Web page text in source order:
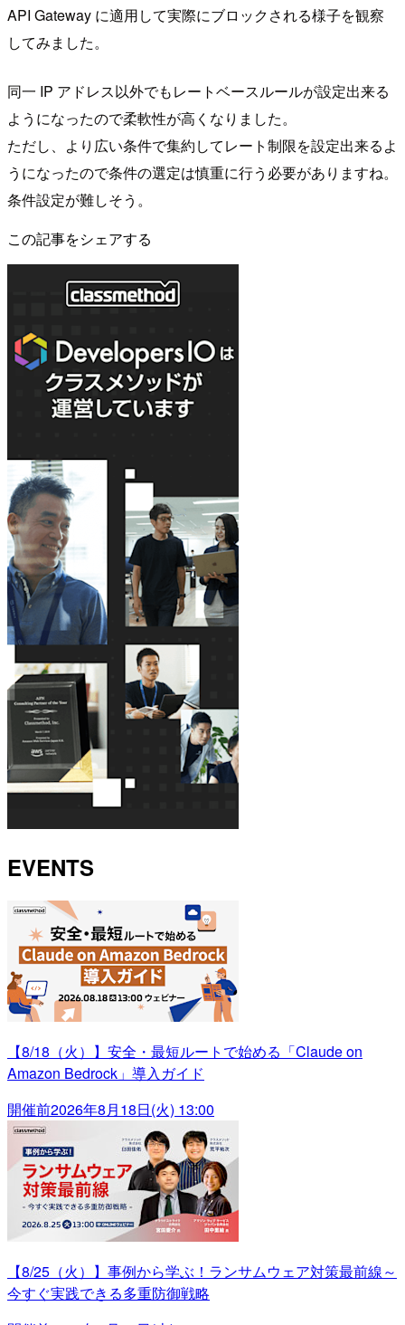
API Gateway に適用して実際にブロックされる様子を観察
してみました。
同一 IP アドレス以外でもレートベースルールが設定出来る
ようになったので柔軟性が高くなりました。
ただし、より広い条件で集約してレート制限を設定出来るよ
うになったので条件の選定は慎重に行う必要がありますね。
条件設定が難しそう。
この記事をシェアする
EVENTS
【8/18（火）】安全・最短ルートで始める「Claude on
Amazon Bedrock」導入ガイド
開催前2026年8月18日(火) 13:00
【8/25（火）】事例から学ぶ！ランサムウェア対策最前線～
今すぐ実践できる多重防御戦略